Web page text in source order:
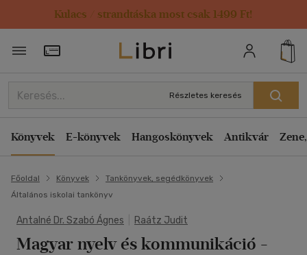
Kulacs / strandtáska most csak 1499 Ft!
Törzsvásárlói Kártya adatai
Részletes keresés
Könyvek E-könyvek Hangoskönyvek Antikvár
Főoldal Könyvek
Tankönyvek, segédkönyvek
Általános iskolai tankönyv
Antalné Dr. Szabó Ágnes Raátz Judit
Magyar nyelv és kommunikáció -